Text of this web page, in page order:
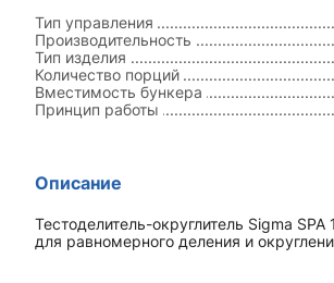
Тип управления
Производительность
Тип изделия
Количество порций
Вместимость бункера
Принцип работы
Описание
Тестоделитель-округлитель Sigma
для равномерного деления и